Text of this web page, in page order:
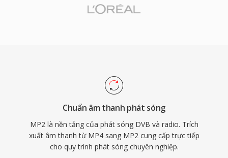
ngắn hơn — một đặc điểm quan trọng cho
thiết yếu cho tín hiệu phát sóng qua không khí,
độ trễ mã hóa tối thiểu phù hợp chuỗi phát
sóng thời gian thực, và sự chấp nhận pháp lý
đã ăn sâu trên khắp các khung phát sóng Châu
Âu và Châu Á.
Chuẩn âm thanh phát sóng
MP2 là nền tảng của phát sóng DVB và radio. Trích
xuất âm thanh từ MP4 sang MP2 cung cấp trực tiếp
cho quy trình phát sóng chuyên nghiệp.